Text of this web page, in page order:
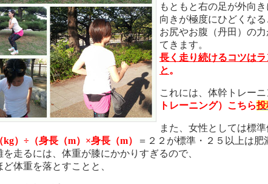
もともと右の足が外向
向きが極度にひどくな
お尻やお腹（丹田）の
てきます。
長く走り続けるコツは
と。
これには、体幹トレーニ
トレーニング）こちら投
また、女性としては標
kg）÷（身長（m）×身長（m）
＝２２が標準・２５以上は肥
を走るには、体重が膝にかかりすぎるので、
ど体重を落とすことと、